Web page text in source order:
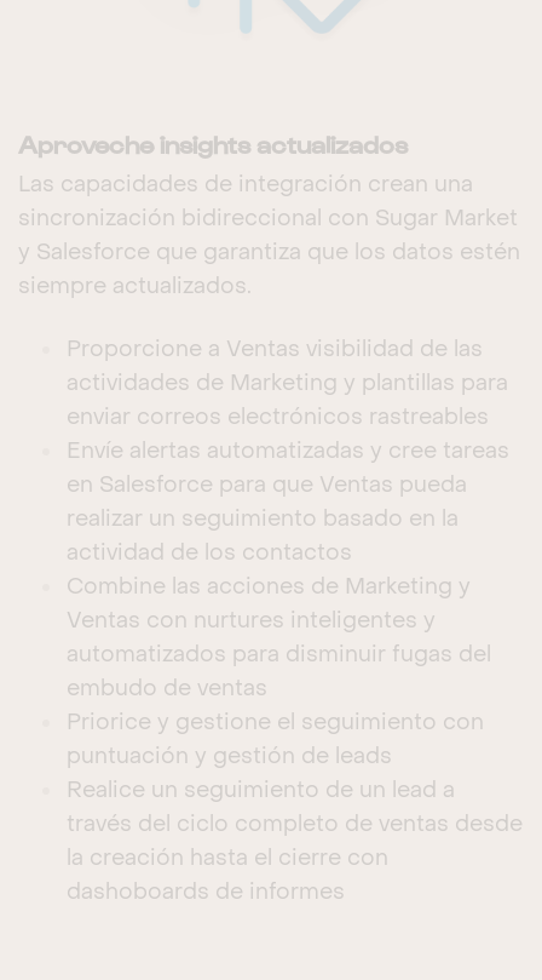
Aproveche insights actualizados
Las capacidades de integración crean una
sincronización bidireccional con Sugar Market
y Salesforce que garantiza que los datos estén
siempre actualizados.
Proporcione a Ventas visibilidad de las
actividades de Marketing y plantillas para
enviar correos electrónicos rastreables
Envíe alertas automatizadas y cree tareas
en Salesforce para que Ventas pueda
realizar un seguimiento basado en la
actividad de los contactos
Combine las acciones de Marketing y
Ventas con nurtures inteligentes y
automatizados para disminuir fugas del
embudo de ventas
Priorice y gestione el seguimiento con
puntuación y gestión de leads
Realice un seguimiento de un lead a
través del ciclo completo de ventas desde
la creación hasta el cierre con
dashoboards de informes